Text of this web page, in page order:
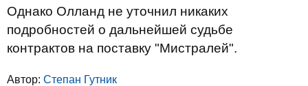
Однако Олланд не уточнил никаких
подробностей о дальнейшей судьбе
контрактов на поставку "Мистралей".
Автор: Степан Гутник